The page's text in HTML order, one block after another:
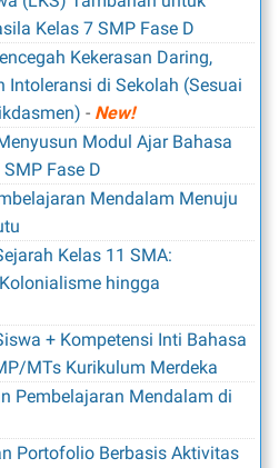
Kelas 7 SMP Fase D
Kekerasan Daring,
Intoleransi di Sekolah (Sesuai
- New!
Modul Ajar Bahasa
Fase D
Mendalam Menuju
Kelas 11 SMA:
hingga
+ Kompetensi Inti Bahasa
MTs Kurikulum Merdeka
Pembelajaran Mendalam di
Portofolio Berbasis Aktivitas